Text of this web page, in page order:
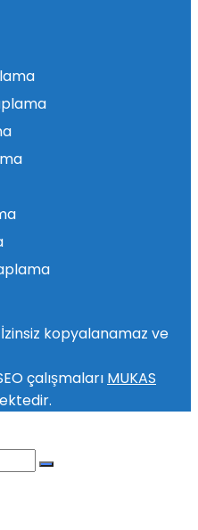
kopyalanamaz ve
çalışmaları MUKAS